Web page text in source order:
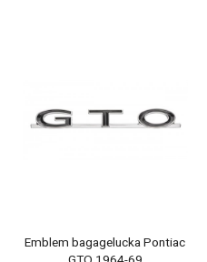
Emblem bagagelucka Pontiac